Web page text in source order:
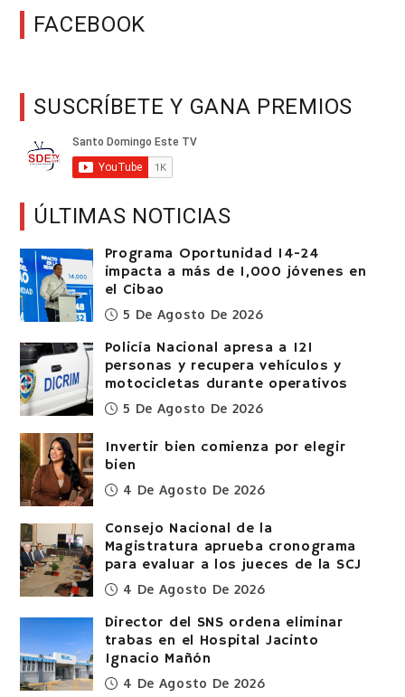
FACEBOOK
SUSCRÍBETE Y GANA PREMIOS
ÚLTIMAS NOTICIAS
Programa Oportunidad 14-24
impacta a más de 1,000 jóvenes en
el Cibao
5 De Agosto De 2026
Policía Nacional apresa a 121
personas y recupera vehículos y
motocicletas durante operativos
5 De Agosto De 2026
Invertir bien comienza por elegir
bien
4 De Agosto De 2026
Consejo Nacional de la
Magistratura aprueba cronograma
para evaluar a los jueces de la SCJ
4 De Agosto De 2026
Director del SNS ordena eliminar
trabas en el Hospital Jacinto
Ignacio Mañón
4 De Agosto De 2026